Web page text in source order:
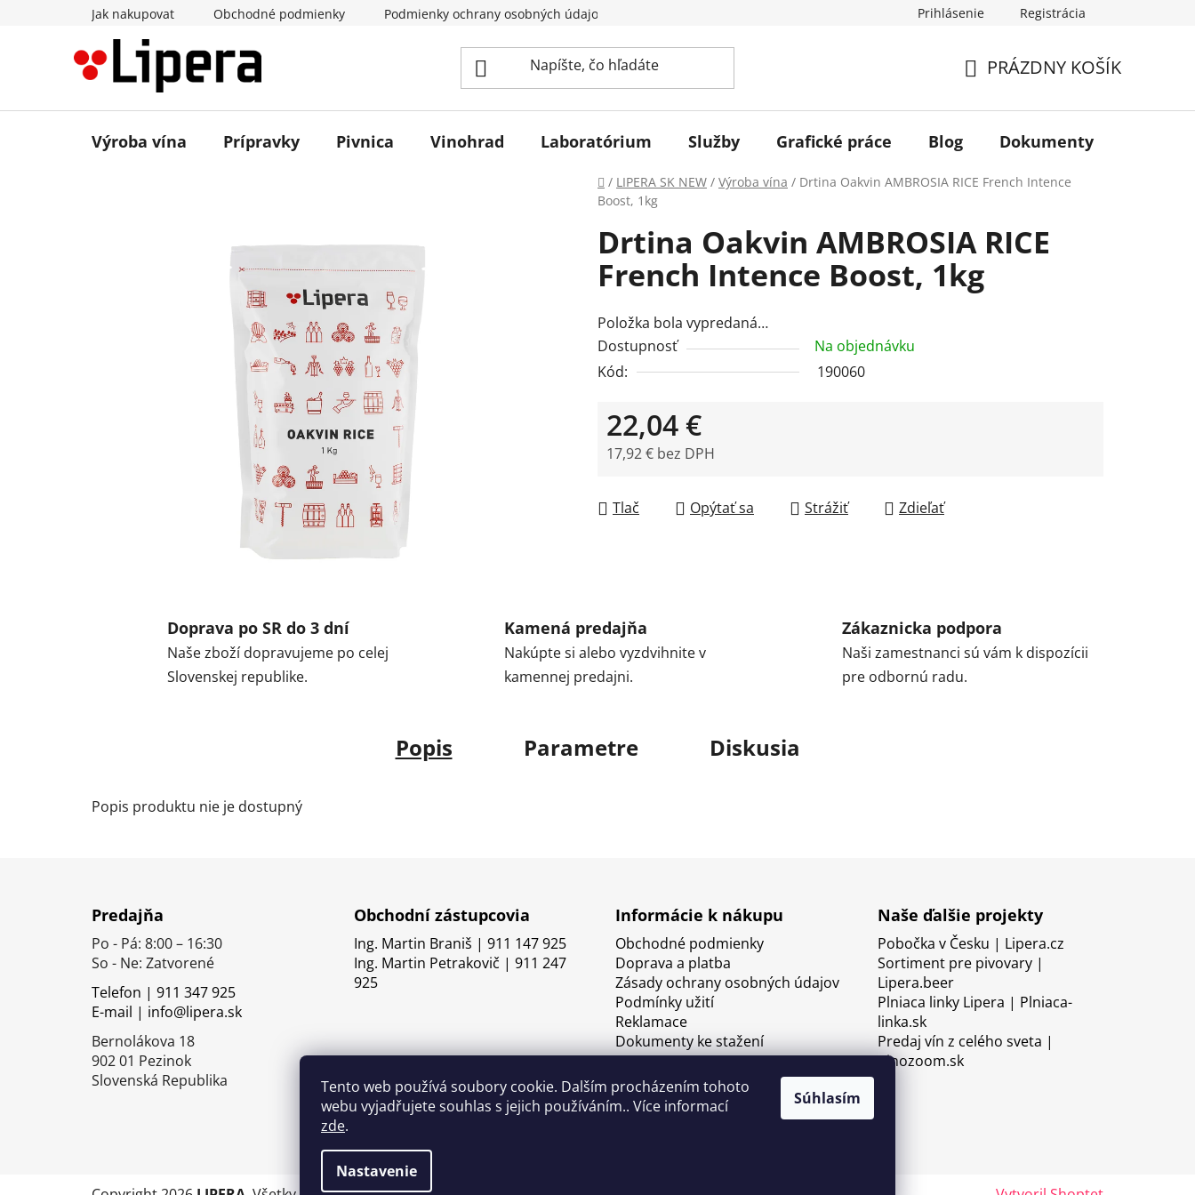
Tento web používá soubory cookie. Dalším procházením tohoto
webu vyjadřujete souhlas s jejich používáním.. Více informací
zde.
Nastavenie
Súhlasím
Jak nakupovat Obchodné podmienky Podmienky ochrany osobných údajov Prihlásenie Registrácia
KOŠÍK
PRÁZDNY KOŠÍK
Výroba vína Prípravky Pivnica Vinohrad Laboratórium Služby Grafické práce Blog Dokumenty
Domov
/ LIPERA SK NEW / Výroba vína / Drtina Oakvin AMBROSIA RICE French Intence
Boost, 1kg
Drtina Oakvin AMBROSIA RICE
French Intence Boost, 1kg
Položka bola vypredaná…
Dostupnosť
Na objednávku
Kód:
190060
22,04 €
17,92 € bez DPH
Tlač
Opýtať sa Strážiť Zdieľať
Doprava po SR do 3 dní
Naše zboží dopravujeme po celej
Slovenskej republike.
Kamená predajňa
Nakúpte si alebo vyzdvihnite v
kamennej predajni.
Zákaznicka podpora
Naši zamestnanci sú vám k dispozícii
pre odbornú radu.
Popis Parametre Diskusia
Popis produktu nie je dostupný
Predajňa
Po - Pá: 8:00 – 16:30
So - Ne: Zatvorené
Telefon | 911 347 925
E-mail | info@lipera.sk
Bernolákova 18
902 01 Pezinok
Slovenská Republika
Obchodní zástupcovia
Ing. Martin Braniš | 911 147 925
Ing. Martin Petrakovič | 911 247
925
Informácie k nákupu
Obchodné podmienky
Doprava a platba
Zásady ochrany osobných údajov
Podmínky užití
Reklamace
Dokumenty ke stažení
Naše ďalšie projekty
Pobočka v Česku | Lipera.cz
Sortiment pre pivovary |
Lipera.beer
Plniaca linky Lipera | Plniaca-
linka.sk
Predaj vín z celého sveta |
Vinozoom.sk